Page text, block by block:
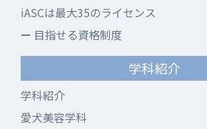
iASCは最大35のライセンス
目指せる資格制度
学科紹介
学科紹介
愛犬美容学科